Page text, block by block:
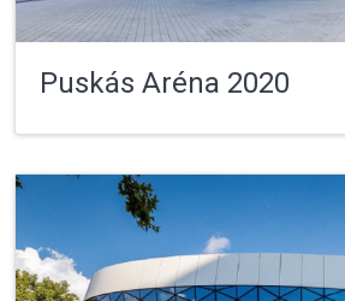
Puskás Aréna 2020